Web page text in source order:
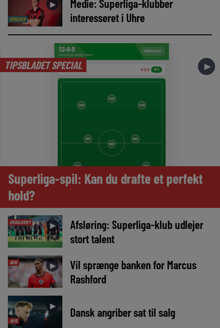
NYHEDER
►
Medie: Superliga-klubber
interesseret i Uhre
TIPSBLADET SPECIAL ►
Superliga-spil: Kan du drafte et perfekt
hold?
EKSKLUSIVT ►
Afsløring: Superliga-klub udlejer
stort talent
AVIS ►
Vil sprænge banken for Marcus
Rashford
AVIS
► Dansk angriber sat til salg